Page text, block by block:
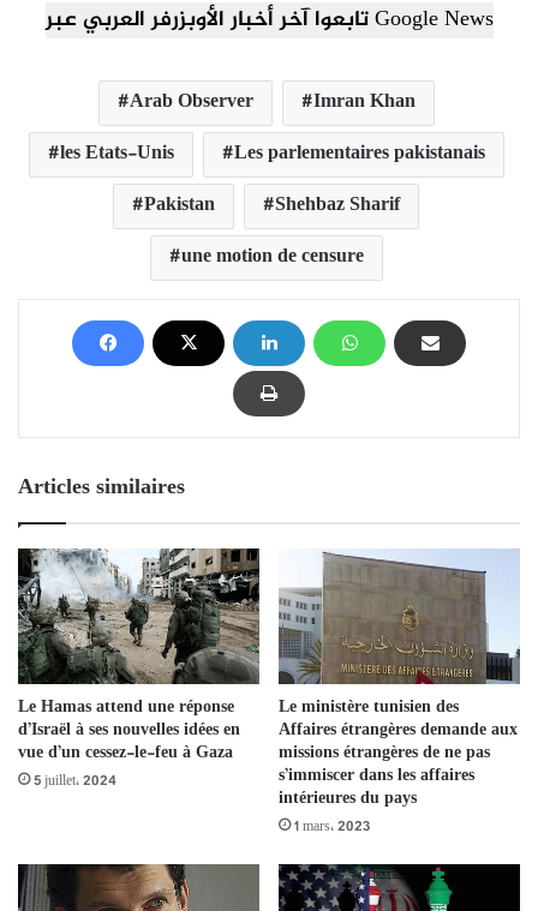
تابعوا آخر أخبار الأوبزرفر العربي عبر Google News
Arab Observer
Imran Khan
les Etats-Unis
Les parlementaires pakistanais
Pakistan
Shehbaz Sharif
une motion de censure
Articles similaires
Le Hamas attend une réponse
d’Israël à ses nouvelles idées en
vue d’un cessez-le-feu à Gaza
5 juillet، 2024
Le ministère tunisien des
Affaires étrangères demande aux
missions étrangères de ne pas
s’immiscer dans les affaires
intérieures du pays
1 mars، 2023